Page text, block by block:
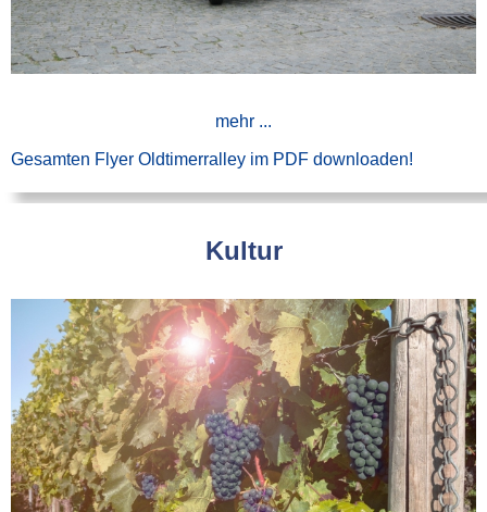
mehr ...
Gesamten Flyer Oldtimerralley im PDF downloaden!
Kultur